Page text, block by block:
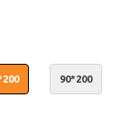
90*200